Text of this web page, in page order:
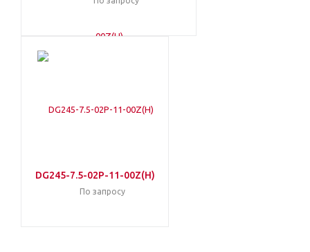
DG245-7.5-02P-11-00Z(H)
По запросу